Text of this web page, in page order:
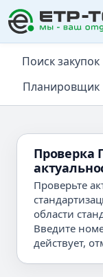
ЕТР-ТОРГИ
Поиск закупок
Планировщик
Проверка
Проверьте
области
Введите
действует,